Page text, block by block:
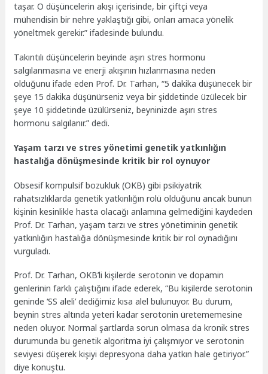
taşar. O düşüncelerin akışı içerisinde, bir çiftçi veya
mühendisin bir nehre yaklaştığı gibi, onları amaca yönelik
yöneltmek gerekir.” ifadesinde bulundu.
Takıntılı düşüncelerin beyinde aşırı stres hormonu
salgılanmasına ve enerji akışının hızlanmasına neden
olduğunu ifade eden Prof. Dr. Tarhan, “5 dakika düşünecek bir
şeye 15 dakika düşünürseniz veya bir şiddetinde üzülecek bir
şeye 10 şiddetinde üzülürseniz, beyninizde aşırı stres
hormonu salgılanır.” dedi.
Yaşam tarzı ve stres yönetimi genetik yatkınlığın
hastalığa dönüşmesinde kritik bir rol oynuyor
Obsesif kompulsif bozukluk (OKB) gibi psikiyatrik
rahatsızlıklarda genetik yatkınlığın rolü olduğunu ancak bunun
kişinin kesinlikle hasta olacağı anlamına gelmediğini kaydeden
Prof. Dr. Tarhan, yaşam tarzı ve stres yönetiminin genetik
yatkınlığın hastalığa dönüşmesinde kritik bir rol oynadığını
vurguladı.
Prof. Dr. Tarhan, OKB’li kişilerde serotonin ve dopamin
genlerinin farklı çalıştığını ifade ederek, “Bu kişilerde serotonin
geninde ‘SS aleli’ dediğimiz kısa alel bulunuyor. Bu durum,
beynin stres altında yeteri kadar serotonin üretememesine
neden oluyor. Normal şartlarda sorun olmasa da kronik stres
durumunda bu genetik algoritma iyi çalışmıyor ve serotonin
seviyesi düşerek kişiyi depresyona daha yatkın hale getiriyor.”
diye konuştu.